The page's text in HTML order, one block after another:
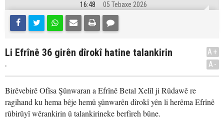
16:48 05 Tebaxe 2026
Li Efrînê 36 girên dîrokî hatine talankirin
.
A+
A-
Birêvebirê Ofîsa Şûnwaran a Efrînê Betal Xelîl ji Rûdawê re
ragihand ku hema bêje hemû şûnwarên dîrokî yên li herêma Efrînê
rûbirûyî wêrankirin û talankirineke berfireh bûne.